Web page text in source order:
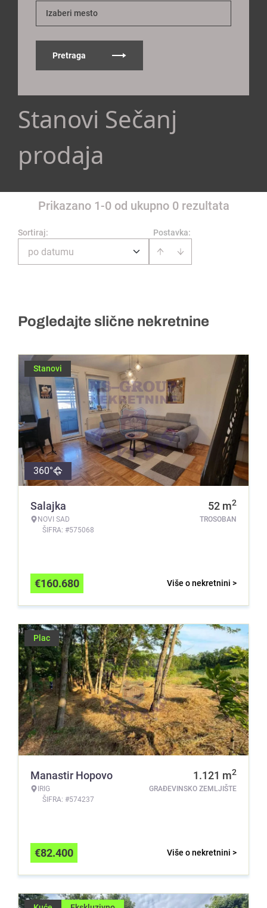
Izaberi mesto
Pretraga
Stanovi Sečanj
prodaja
Prikazano 1-0 od ukupno 0 rezultata
Postavka:
Sortiraj:
po datumu
Pogledajte slične nekretnine
Stanovi
360°
Salajka
NOVI SAD
ŠIFRA: #575068
52 m2
TROSOBAN
Više o nekretnini >
€160.680
Plac
Manastir Hopovo
IRIG
ŠIFRA: #574237
1.121 m2
GRAĐEVINSKO ZEMLJIŠTE
Više o nekretnini >
€82.400